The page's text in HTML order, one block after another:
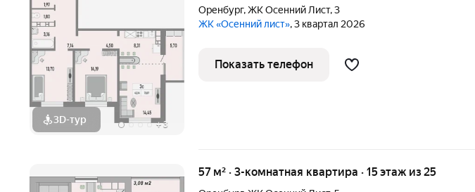
3D-тур +3
Оренбург,ЖК Осенний Лист,3
ЖК «Осенний лист», 3 квартал 2026
Показать телефон
57 м² · 3-комнатная квартира · 15 этаж из 25